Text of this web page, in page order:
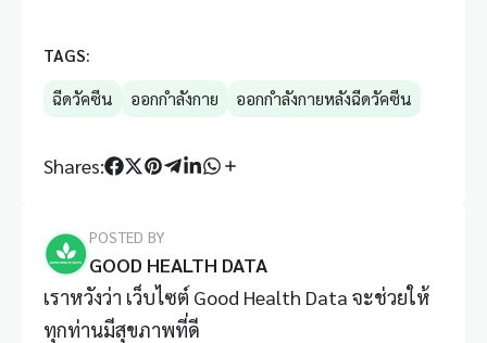
TAGS:
ฉีดวัคซีน
ออกกำลังกาย ออกกำลังกายหลังฉีดวัคซีน
Shares:
POSTED BY
GOOD HEALTH DATA
เราหวังว่า เว็บไซต์ Good Health Data จะช่วยให้
ทุกท่านมีสุขภาพที่ดี